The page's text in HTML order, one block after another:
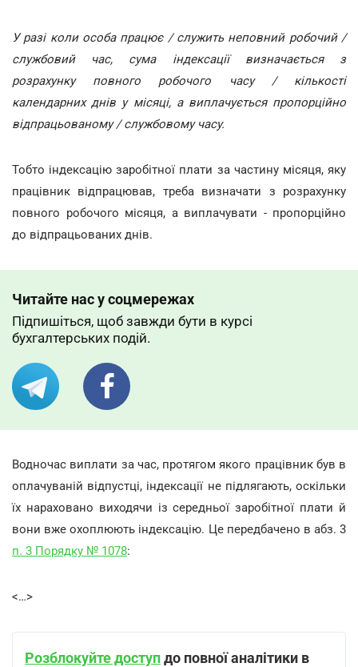
У разі коли особа працює / служить неповний робочий /
службовий час, сума індексації визначається з
розрахунку повного робочого часу / кількості
календарних днів у місяці, а виплачується пропорційно
відпрацьованому / службовому часу.
Тобто індексацію заробітної плати за частину місяця, яку
працівник відпрацював, треба визначати з розрахунку
повного робочого місяця, а виплачувати - пропорційно
до відпрацьованих днів.
Читайте нас у соцмережах
Підпишіться, щоб завжди бути в курсі
бухгалтерських подій.
Водночас виплати за час, протягом якого працівник був в
оплачуваній відпустці, індексації не підлягають, оскільки
їх нараховано виходячи із середньої заробітної плати й
вони вже охоплюють індексацію. Це передбачено в абз. 3
п. 3 Порядку № 1078:
<…>
Розблокуйте доступдо повної аналітики в